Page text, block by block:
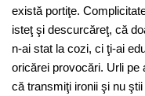
există portiţe.
isteţ şi descurcăreţ, că
n-ai stat la cozi, ci ţi-ai
oricărei provocări. Urli pe
că transmiţi ironii şi nu